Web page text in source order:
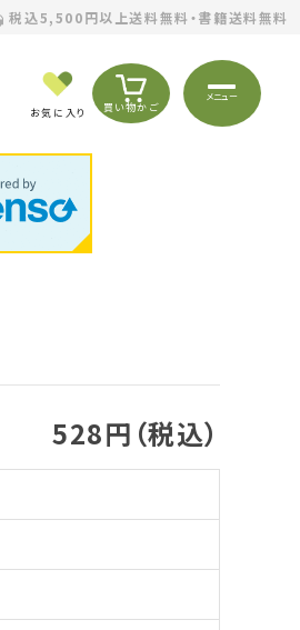
税込5,500円以上送料無料・書籍送料無料
お気に入り 買い物かご
メニュー
528円（税込）